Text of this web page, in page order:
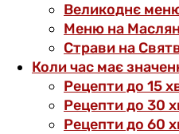
Великоднє
Меню на
Страви на
Коли час має
Рецепти до 15
Рецепти до 30
Рецепти до 60